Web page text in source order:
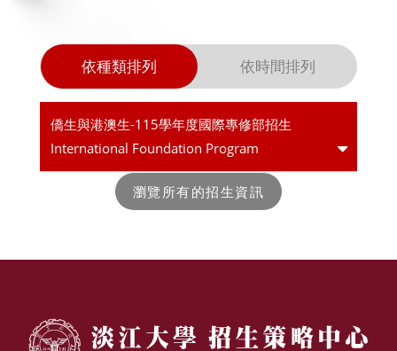
依種類排列 依時間排列
僑生與港澳生-115學年度國際專修部招生
International Foundation Program